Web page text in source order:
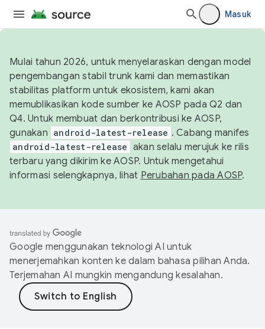
Masuk
Mulai tahun 2026, untuk menyelaraskan dengan model
pengembangan stabil trunk kami dan memastikan
stabilitas platform untuk ekosistem, kami akan
memublikasikan kode sumber ke AOSP pada Q2 dan
Q4. Untuk membuat dan berkontribusi ke AOSP,
gunakan android-latest-release . Cabang manifes
android-latest-release akan selalu merujuk ke rilis
terbaru yang dikirim ke AOSP. Untuk mengetahui
informasi selengkapnya, lihat Perubahan pada AOSP.
Google menggunakan teknologi AI untuk
menerjemahkan konten ke dalam bahasa pilihan Anda.
Terjemahan AI mungkin mengandung kesalahan.